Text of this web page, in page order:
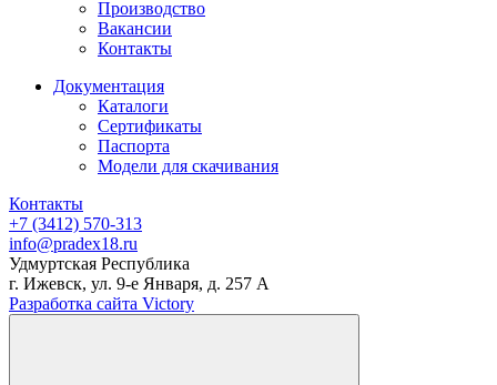
Производство
Вакансии
Контакты
Документация
Каталоги
Сертификаты
Паспорта
Модели для скачивания
Контакты
+7 (3412) 570-313
info@pradex18.ru
Удмуртская Республика
г. Ижевск, ул. 9-е Января, д. 257 А
Разработка сайта Victory